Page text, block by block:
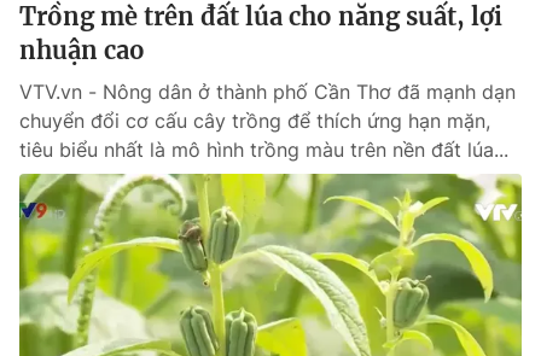
Trồng mè trên đất lúa cho năng suất, lợi
nhuận cao
VTV.vn - Nông dân ở thành phố Cần Thơ đã mạnh dạn
chuyển đổi cơ cấu cây trồng để thích ứng hạn mặn,
tiêu biểu nhất là mô hình trồng màu trên nền đất lúa...